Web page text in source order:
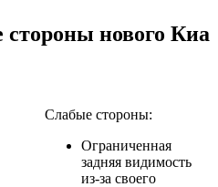
нового Киа
Слабые стороны:
Ограниченная
задняя видимость
из-за своего